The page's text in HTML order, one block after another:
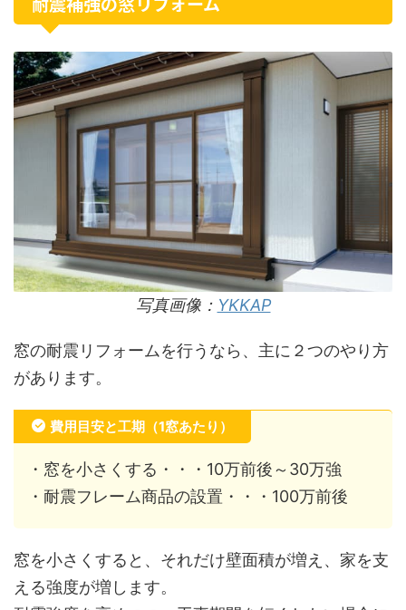
写真画像： YKKAP
窓の耐震リフォームを行うなら、主に２つのやり方
があります。
費用目安と工期（1窓あたり）
・窓を小さくする・・・10万前後～30万強
・耐震フレーム商品の設置・・・100万前後
窓を小さくすると、それだけ壁面積が増え、家を支
える強度が増します。